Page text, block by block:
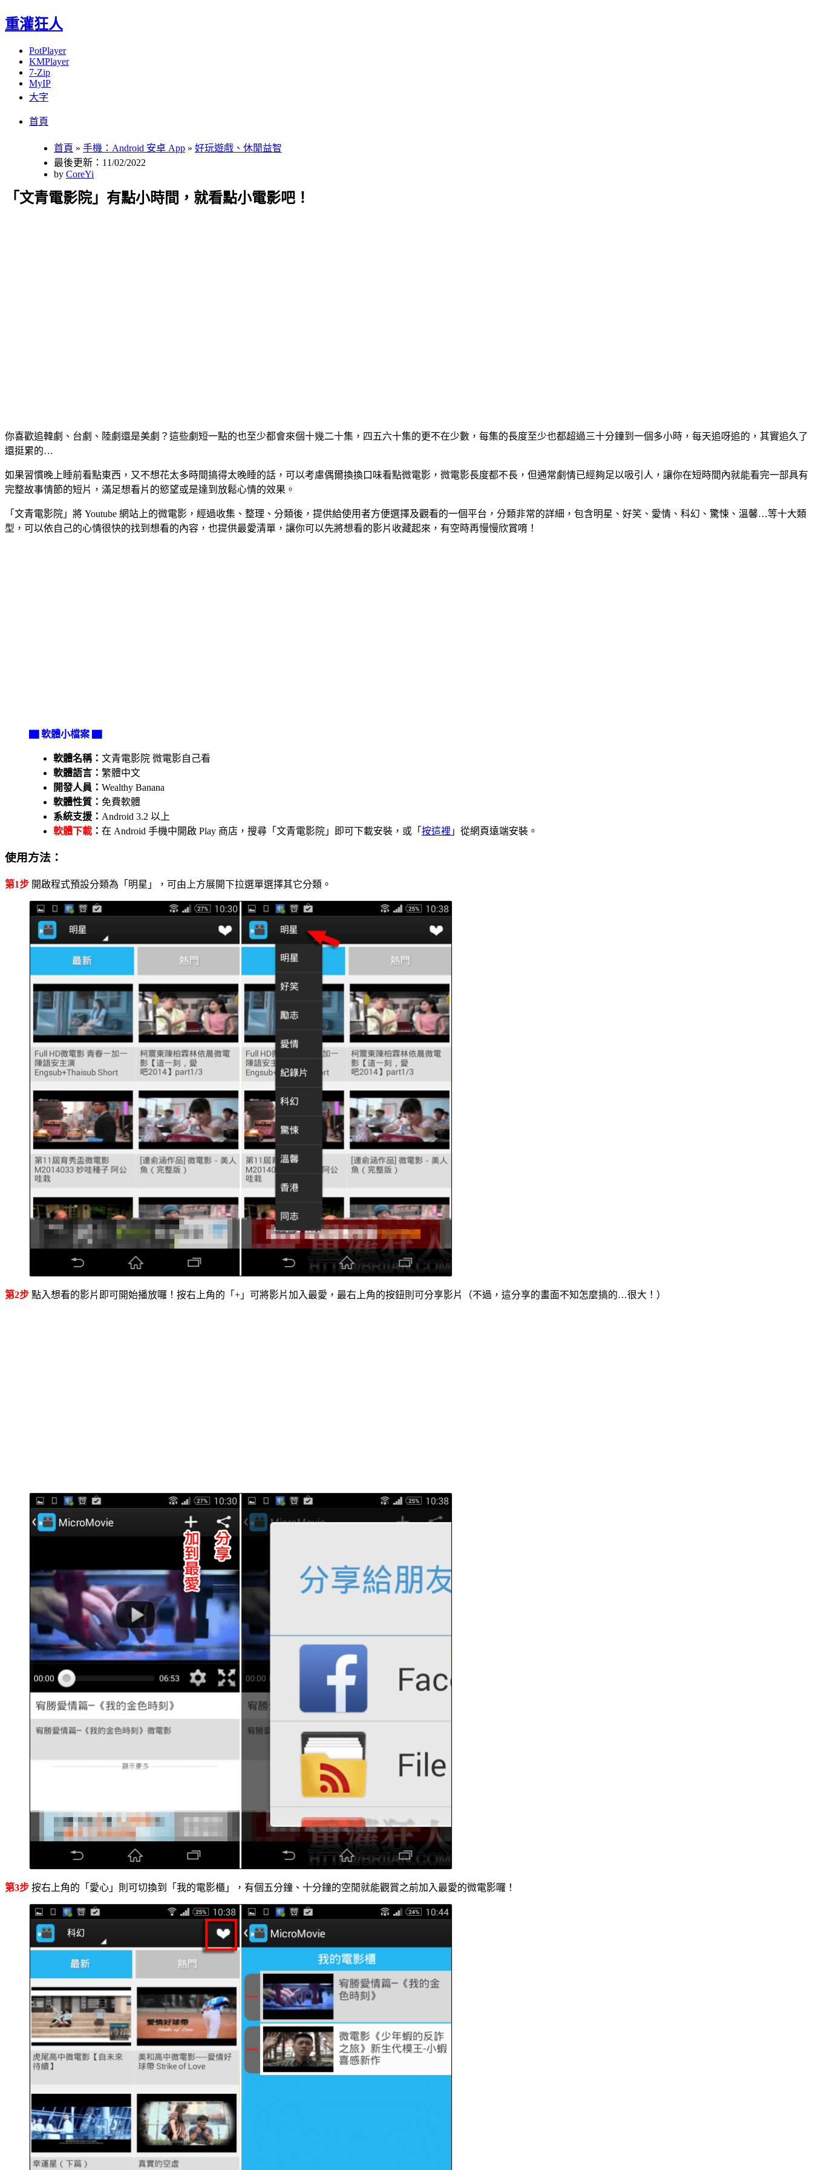
重灌狂人
PotPlayer
KMPlayer
7-Zip
MyIP
大字
首頁
首頁 » 手機：Android 安卓 App » 好玩遊戲、休閒益智
最後更新：11/02/2022
by CoreYi
「文青電影院」有點小時間，就看點小電影吧！
你喜歡追韓劇、台劇、陸劇還是美劇？這些劇短一點的也至少都會來個十幾二十集，四五六十集的更不在少數，每集的長度至少也都超過三十分鐘到一個多小時，每天追呀追的，其實追久了
還挺累的…
如果習慣晚上睡前看點東西，又不想花太多時間搞得太晚睡的話，可以考慮偶爾換換口味看點微電影，微電影長度都不長，但通常劇情已經夠足以吸引人，讓你在短時間內就能看完一部具有
完整故事情節的短片，滿足想看片的慾望或是達到放鬆心情的效果。
「文青電影院」將 Youtube 網站上的微電影，經過收集、整理、分類後，提供給使用者方便選擇及觀看的一個平台，分類非常的詳細，包含明星、好笑、愛情、科幻、驚悚、溫馨…等十大類
型，可以依自己的心情很快的找到想看的內容，也提供最愛清單，讓你可以先將想看的影片收藏起來，有空時再慢慢欣賞唷！
▇ 軟體小檔案 ▇
軟體名稱： 文青電影院 微電影自己看
軟體語言： 繁體中文
開發人員： Wealthy Banana
軟體性質： 免費軟體
系統支援： Android 3.2 以上
軟體下載 ： 在 Android 手機中開啟 Play 商店，搜尋「文青電影院」即可下載安裝，或「 按這裡 」從網頁遠端安裝。
使用方法：
第1步 開啟程式預設分類為「明星」，可由上方展開下拉選單選擇其它分類。
第2步 點入想看的影片即可開始播放囉！按右上角的「+」可將影片加入最愛，最右上角的按鈕則可分享影片（不過，這分享的畫面不知怎麼搞的…很大！）
第3步 按右上角的「愛心」則可切換到「我的電影櫃」，有個五分鐘、十分鐘的空閒就能觀賞之前加入最愛的微電影囉！